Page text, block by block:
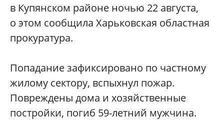
в Купянском районе ночью 22 августа,
о этом сообщила Харьковская областная
прокуратура.
Попадание зафиксировано по частному
жилому сектору, вспыхнул пожар.
Повреждены дома и хозяйственные
постройки, погиб 59-летний мужчина.